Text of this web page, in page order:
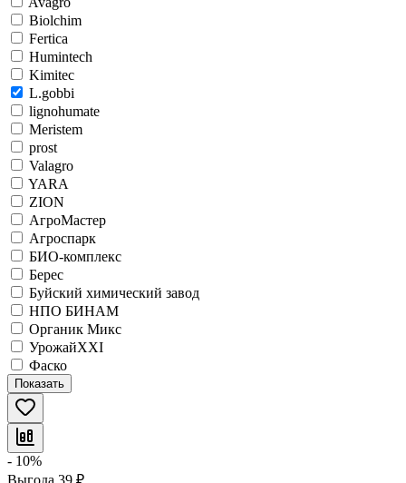
Biolchim
Fertica
Humintech
Kimitec
L.gobbi
lignohumate
Meristem
prost
Valagro
YARA
ZION
АгроМастер
Агроспарк
БИО-комплекс
Берес
Буйский химический завод
НПО БИНАМ
Органик Микс
УрожайХХI
Фаско
Показать
- 10%
Выгода 39 ₽